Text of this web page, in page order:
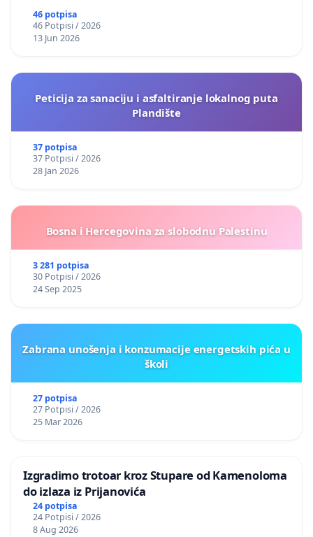
46 potpisa
46 Potpisi / 2026
13 Jun 2026
Peticija za sanaciju i asfaltiranje lokalnog puta
Plandište
37 potpisa
37 Potpisi / 2026
28 Jan 2026
Bosna i Hercegovina za slobodnu Palestinu
3 281 potpisa
30 Potpisi / 2026
24 Sep 2025
Zabrana unošenja i konzumacije energetskih pića u
školi
27 potpisa
27 Potpisi / 2026
25 Mar 2026
Izgradimo trotoar kroz Stupare od Kamenoloma
do izlaza iz Prijanovića
24 potpisa
24 Potpisi / 2026
8 Aug 2026